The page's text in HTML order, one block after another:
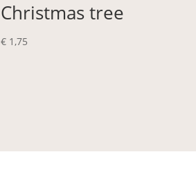
Christmas tree
€ 1,75